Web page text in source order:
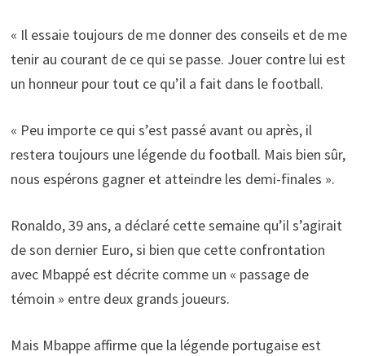
« Il essaie toujours de me donner des conseils et de me
tenir au courant de ce qui se passe. Jouer contre lui est
un honneur pour tout ce qu’il a fait dans le football.
« Peu importe ce qui s’est passé avant ou après, il
restera toujours une légende du football. Mais bien sûr,
nous espérons gagner et atteindre les demi-finales ».
Ronaldo, 39 ans, a déclaré cette semaine qu’il s’agirait
de son dernier Euro, si bien que cette confrontation
avec Mbappé est décrite comme un « passage de
témoin » entre deux grands joueurs.
Mais Mbappe affirme que la légende portugaise est